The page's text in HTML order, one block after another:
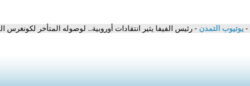
- يوتيوب التمدن - رئيس الفيفا يثير انتقادات أوروبية.. لوصوله المتأخر لكونغرس